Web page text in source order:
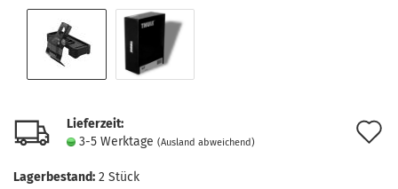
Lieferzeit:
3-5 Werktage (Ausland abweichend)
Lagerbestand: 2 Stück